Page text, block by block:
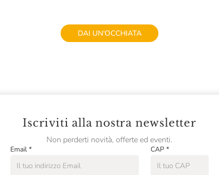
DAI UN'OCCHIATA
Iscriviti alla nostra newsletter
Non perderti novità, offerte ed eventi.
Email * CAP *